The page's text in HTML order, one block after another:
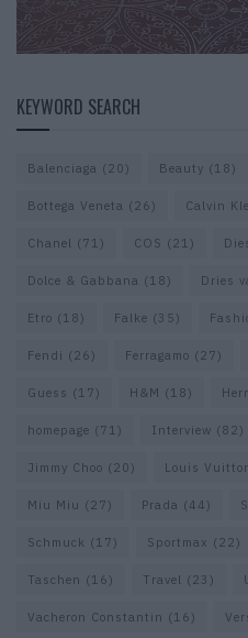
KEYWORD SEARCH
Balenciaga (20) Beauty (18)
Bottega Veneta (26) Calvin
Chanel (71) COS (21)
Dolce & Gabbana (18) Dries
Etro (18) Falke (35)
Fendi (26) Ferragamo (27)
Guess (17) H&M (18)
homepage (71) Interview (82)
Jimmy Choo (20) Louis
Miu Miu (27) Prada (44)
Schmuck (17) Sportmax (22)
Taschen (16) Travel (23)
Vacheron Constantin (16)